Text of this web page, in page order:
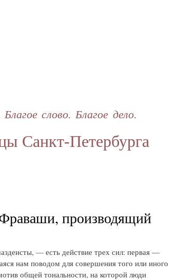
Санкт-Петербурга
слово. Благое дело.
производящий
— есть действие трех сил: первая —
нам поводом для совершения того или иного
общей тональности, на которой люди